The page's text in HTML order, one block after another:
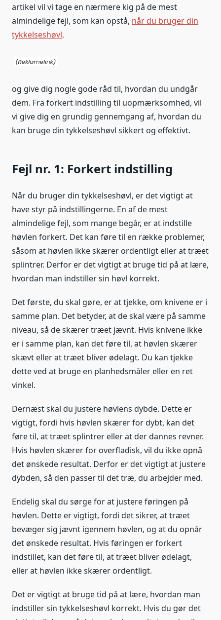
artikel vil vi tage en nærmere kig på de mest
almindelige fejl, som kan opstå, når du bruger din
tykkelseshøvl,
og give dig nogle gode råd til, hvordan du undgår
dem. Fra forkert indstilling til uopmærksomhed, vil
vi give dig en grundig gennemgang af, hvordan du
kan bruge din tykkelseshøvl sikkert og effektivt.
Fejl nr. 1: Forkert indstilling
Når du bruger din tykkelseshøvl, er det vigtigt at
have styr på indstillingerne. En af de mest
almindelige fejl, som mange begår, er at indstille
høvlen forkert. Det kan føre til en række problemer,
såsom at høvlen ikke skærer ordentligt eller at træet
splintrer. Derfor er det vigtigt at bruge tid på at lære,
hvordan man indstiller sin høvl korrekt.
Det første, du skal gøre, er at tjekke, om knivene er i
samme plan. Det betyder, at de skal være på samme
niveau, så de skærer træet jævnt. Hvis knivene ikke
er i samme plan, kan det føre til, at høvlen skærer
skævt eller at træet bliver ødelagt. Du kan tjekke
dette ved at bruge en planhedsmåler eller en ret
vinkel.
Dernæst skal du justere høvlens dybde. Dette er
vigtigt, fordi hvis høvlen skærer for dybt, kan det
føre til, at træet splintrer eller at der dannes revner.
Hvis høvlen skærer for overfladisk, vil du ikke opnå
det ønskede resultat. Derfor er det vigtigt at justere
dybden, så den passer til det træ, du arbejder med.
Endelig skal du sørge for at justere føringen på
høvlen. Dette er vigtigt, fordi det sikrer, at træet
bevæger sig jævnt igennem høvlen, og at du opnår
det ønskede resultat. Hvis føringen er forkert
indstillet, kan det føre til, at træet bliver ødelagt,
eller at høvlen ikke skærer ordentligt.
Det er vigtigt at bruge tid på at lære, hvordan man
indstiller sin tykkelseshøvl korrekt. Hvis du gør det